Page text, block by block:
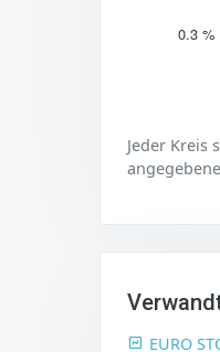
0.3 %
Jeder Kreis
EURO